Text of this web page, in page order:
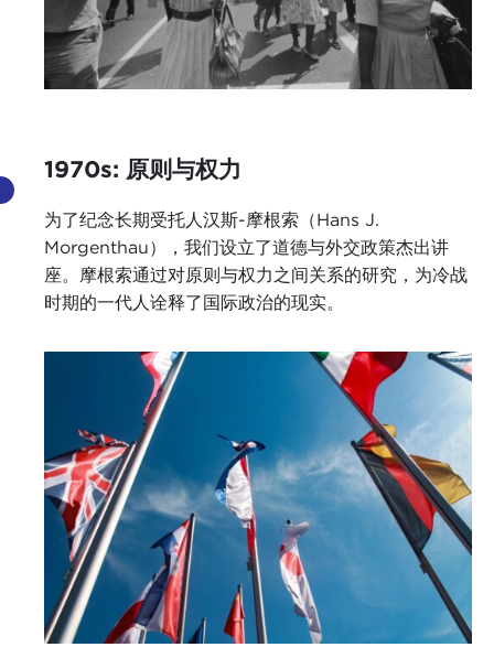
1970s: 原则与权力
为了纪念长期受托人汉斯-摩根索（Hans J.
Morgenthau），我们设立了道德与外交政策杰出讲
座。摩根索通过对原则与权力之间关系的研究，为冷战
时期的一代人诠释了国际政治的现实。